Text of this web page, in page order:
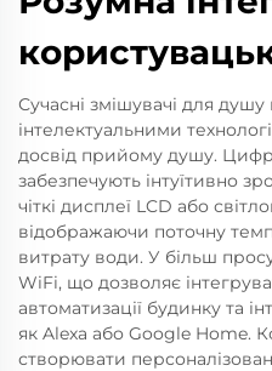
Сучасні змішувачі для
інтелектуальними
досвід прийому душу.
забезпечують інтуїтивно
чіткі дисплеї LCD або
відображаючи поточну
витрату води. У більш
WiFi, що дозволяє
автоматизації будинку та
як Alexa або Google Home.
створювати